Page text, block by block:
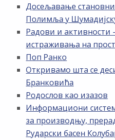
Досељавање
Полимља у
Радови и активности
истраживања на
Поп Ранко
Откривамо шта се
Бранковића
Родослов као изазов
Информациони
за производњу,
Рударски басен